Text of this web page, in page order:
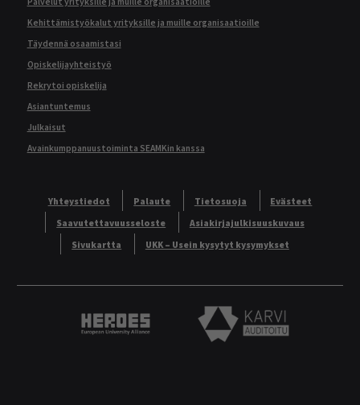
Kehittämistyökalut yrityksille ja muille organisaatioille
Täydennä osaamistasi
Opiskelijayhteistyö
Rekrytoi opiskelija
Asiantuntemus
Julkaisut
Avainkumppanuustoiminta SEAMKin kanssa
Yhteystiedot Palaute Tietosuoja
Evästeet
Saavutettavuusseloste
Asiakirjajulkisuuskuvaus
Sivukartta
UKK – Usein kysytyt kysymykset
Heroes European University Alliance logo
Karvi Auditoitu logo